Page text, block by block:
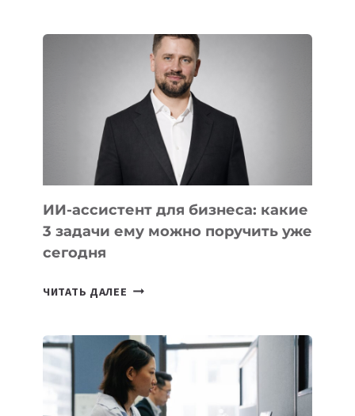
КОТОРЫЕ
РАЗВИВАЮТ
ТЕХНОЛОГИЧЕСКОЕ
ОБРАЗОВАНИЕ
ТАДЖИКИСТАНА
ИИ-ассистент для бизнеса: какие
3 задачи ему можно поручить уже
сегодня
ЧИТАТЬ ДАЛЕЕ ИИ-
БИЗНЕСА:
КАКИЕ
3
ЗАДАЧИ